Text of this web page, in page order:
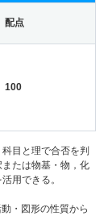
配点
100
目と理で合否を判
たは物基・物，化
用できる。
・図形の性質から